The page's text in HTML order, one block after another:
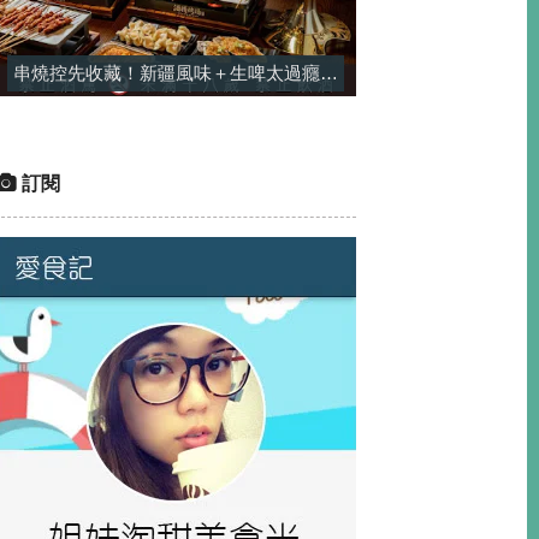
串燒控先收藏！新疆風味＋生啤太過癮，一串平均只要$25-酒精烤場
訂閱